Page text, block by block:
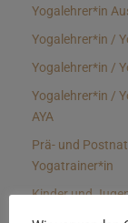
Yogalehrer*in
Yogalehrer*in /
Yogalehrer*in /
Yogalehrer*in /
AYA
Prä- und
Yogatrainer*in
Kinder und